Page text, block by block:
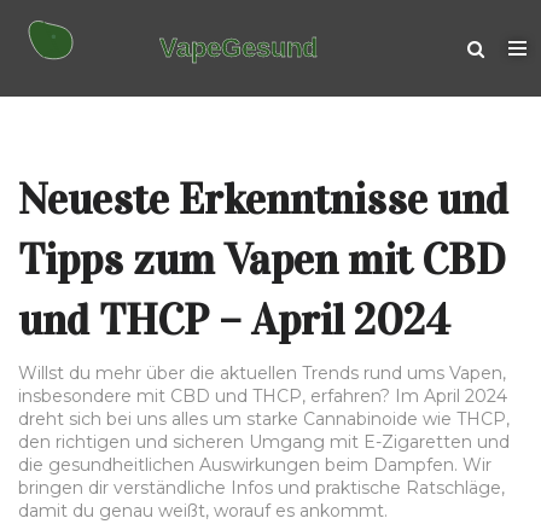
Neueste Erkenntnisse und
Tipps zum Vapen mit CBD
und THCP – April 2024
Willst du mehr über die aktuellen Trends rund ums Vapen,
insbesondere mit CBD und THCP, erfahren? Im April 2024
dreht sich bei uns alles um starke Cannabinoide wie THCP,
den richtigen und sicheren Umgang mit E-Zigaretten und
die gesundheitlichen Auswirkungen beim Dampfen. Wir
bringen dir verständliche Infos und praktische Ratschläge,
damit du genau weißt, worauf es ankommt.